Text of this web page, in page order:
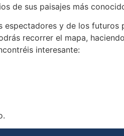
de sus paisajes más
y de los futuros
recorrer el mapa,
interesante: